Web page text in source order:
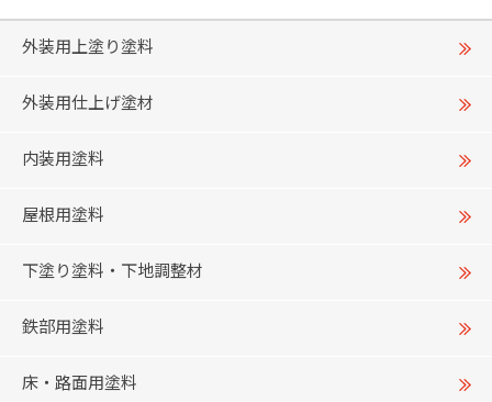
外装用上塗り塗料
外装用仕上げ塗材
内装用塗料
屋根用塗料
下塗り塗料・下地調整材
鉄部用塗料
床・路面用塗料